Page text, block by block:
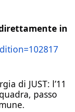
in
di JUST: l’11
passo